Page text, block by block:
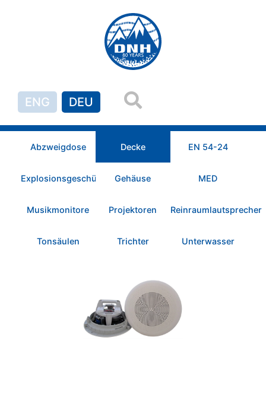
ENG DEU
Abzweigdose Decke EN 54-24
Explosionsgeschützt Gehäuse MED
Musikmonitore Projektoren Reinraumlautsprecher
Tonsäulen Trichter Unterwasser